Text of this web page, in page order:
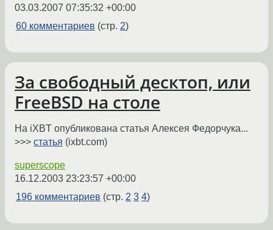
03.03.2007 07:35:32 +00:00
60 комментариев (стр. 2)
За свободный десктоп, или
FreeBSD на столе
На iXBT опубликована статья Алексея Федорчука...
>>> статья (ixbt.com)
superscope
16.12.2003 23:23:57 +00:00
196 комментариев (стр. 2 3 4)